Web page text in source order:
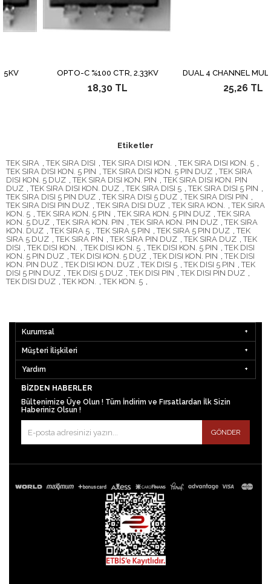
OPTO-C %100 CTR, 2.33KV
18,30 TL
DUAL 4 CHANNEL
25,26 TL
Etiketler
TEK SIRA , TEK SIRA DISI , TEK SIRA DISI KON. , TEK SIRA DISI KON. 5 ,
TEK SIRA DISI KON. 5 PIN , TEK SIRA DISI KON. 5 PIN DUZ , TEK SIRA
DISI KON. 5 DUZ , TEK SIRA DISI KON. PIN , TEK SIRA DISI KON. PIN
DUZ , TEK SIRA DISI KON. DUZ , TEK SIRA DISI 5 , TEK SIRA DISI 5 PIN ,
TEK SIRA DISI 5 PIN DUZ , TEK SIRA DISI 5 DUZ , TEK SIRA DISI PIN ,
TEK SIRA DISI PIN DUZ , TEK SIRA DISI DUZ , TEK SIRA KON. , TEK SIRA
KON. 5 , TEK SIRA KON. 5 PIN , TEK SIRA KON. 5 PIN DUZ , TEK SIRA
KON. 5 DUZ , TEK SIRA KON. PIN , TEK SIRA KON. PIN DUZ , TEK SIRA
KON. DUZ , TEK SIRA 5 , TEK SIRA 5 PIN , TEK SIRA 5 PIN DUZ , TEK
SIRA 5 DUZ , TEK SIRA PIN , TEK SIRA PIN DUZ , TEK SIRA DUZ , TEK
DISI , TEK DISI KON. , TEK DISI KON. 5 , TEK DISI KON. 5 PIN , TEK DISI
KON. 5 PIN DUZ , TEK DISI KON. 5 DUZ , TEK DISI KON. PIN , TEK DISI
KON. PIN DUZ , TEK DISI KON. DUZ , TEK DISI 5 , TEK DISI 5 PIN , TEK
DISI 5 PIN DUZ , TEK DISI 5 DUZ , TEK DISI PIN , TEK DISI PIN DUZ ,
TEK DISI DUZ , TEK KON. , TEK KON. 5 ,
Kurumsal
Müşteri İlişkileri
Yardım
BIZDEN HABERLER
Bültenimize Üye Olun ! Tüm İndirim ve Fırsatlardan İlk Sizin
Haberiniz Olsun !
GÖNDER